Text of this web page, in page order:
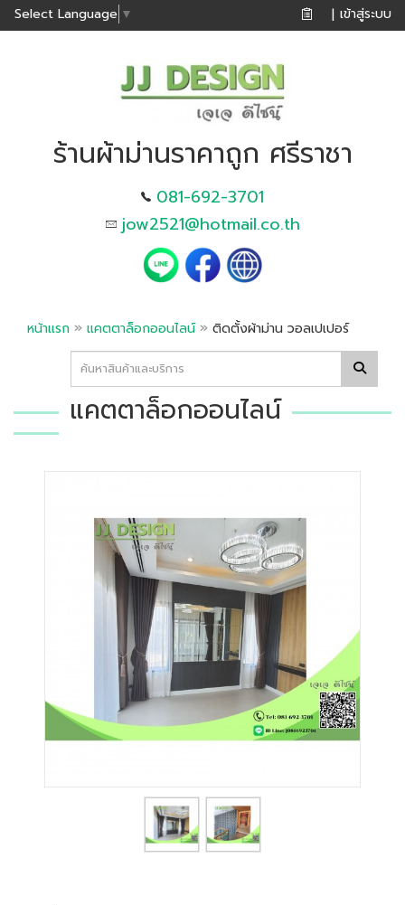
Select Language ▼ | เข้าสู่ระบบ
ร้านผ้าม่านราคาถูก ศรีราชา
081-692-3701
jow2521@hotmail.co.th
หน้าแรก » แคตตาล็อกออนไลน์» ติดตั้งผ้าม่าน วอลเปเปอร์
แคตตาล็อกออนไลน์